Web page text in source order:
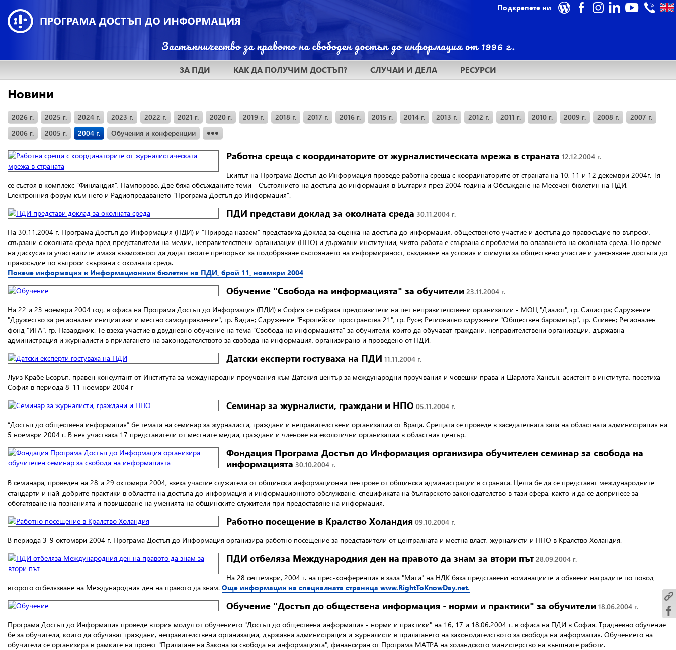
Подкрепете ни
ЗА ПДИ КАК ДА ПОЛУЧИМ ДОСТЪП? СЛУЧАИ И ДЕЛА РЕСУРСИ
Новини
2026 г. 2025 г. 2024 г. 2023 г. 2022 г. 2021 г. 2020 г. 2019 г. 2018 г. 2017 г. 2016 г. 2015 г. 2014 г. 2013 г. 2012 г. 2011 г. 2010 г. 2009 г. 2008 г.
2007 г.
2006 г.
2005 г. 2004 г. Обучения и конференции
Работна среща с координаторите от журналистическата мрежа в страната 12.12.2004 г.
Екипът на Програма Достъп до Информация проведе работна среща с координаторите от страната на 10, 11 и 12 декември 2004г. Тя
се състоя в комплекс “Финландия”, Пампорово. Две бяха обсъжданите теми - Състоянието на достъпа до информация в България през 2004 година и Обсъждане на Месечен бюлетин на ПДИ,
Електронния форум към него и Радиопредаването “Програма Достъп до Информация”.
ПДИ представи доклад за околната среда 30.11.2004 г.
На 30.11.2004 г. Програма Достъп до Информация (ПДИ) и “Природа назаем” представиха Доклад за оценка на достъпа до информация, общественото участие и достъпа до правосъдие по въпроси,
свързани с околната среда пред представители на медии, неправителствени организации (НПО) и държавни институции, чиято работа е свързана с проблеми по опазването на околната среда. По време
на дискусията участниците имаха възможност да дадат своите препоръки за подобряване състоянието на информираност, създаване на условия и стимули за обществено участие и улесняване достъпа до
правосъдие по въпроси свързани с околната среда.
Повече информация в Информационния бюлетин на ПДИ, брой 11, ноември 2004
Обучение "Свобода на информацията" за обучители 23.11.2004 г.
На 22 и 23 ноември 2004 год. в офиса на Програма Достъп до Информация (ПДИ) в София се събраха представители на пет неправителствени организации - МОЦ "Диалог", гр. Силистра; Сдружение
"Дружество за регионални инициативи и местно самоуправление", гр. Видин; Сдружение "Европейски пространства 21", гр. Русе; Регионално сдружение "Обществен барометър", гр. Сливен; Регионален
фонд "ИГА", гр. Пазарджик. Те взеха участие в двудневно обучение на тема “Свобода на информацията” за обучители, които да обучават граждани, неправителствени организации, държавна
администрация и журналисти в прилагането на законодателството за свобода на информация, организирано и проведено от ПДИ.
Датски експерти гостуваха на ПДИ 11.11.2004 г.
Луиз Крабе Бозръп, правен консултант от Института за международни проучвания към Датския център за международни проучвания и човешки права и Шарлота Хансън, асистент в института, посетиха
София в периода 8-11 ноември 2004 г
Семинар за журналисти, граждани и НПО 05.11.2004 г.
“Достъп до обществена информация” бе темата на семинар за журналисти, граждани и неправителствени организации от Враца. Срещата се проведе в заседателната зала на областната администрация на
5 ноември 2004 г. В нея участваха 17 представители от местните медии, граждани и членове на екологични организации в областния център.
Фондация Програма Достъп до Информация организира обучителен семинар за свобода на
информацията 30.10.2004 г.
В семинара, проведен на 28 и 29 октомври 2004, взеха участие служители от общински информационни центрове от общински администрации в страната. Целта бе да се представят международните
стандарти и най-добрите практики в областта на достъпа до информация и информационното обслужване, спецификата на българското законодателство в тази сфера, както и да се допринесе за
обогатяване на познанията и повишаване на уменията на общинските служители при предоставяне на информация.
Работно посещение в Кралство Холандия 09.10.2004 г.
В периода 3-9 октомври 2004 г. Програма Достъп до Информация организира работно посещение за представители от централната и местна власт, журналисти и НПО в Кралство Холандия.
ПДИ отбеляза Международния ден на правото да знам за втори път 28.09.2004 г.
На 28 септември, 2004 г. на прес-конференция в зала "Мати" на НДК бяха представени номинациите и обявени наградите по повод
второто отбелязване на Международния ден на правото да знам. Още информация на специалната страница www.RightToKnowDay.net.
Обучение "Достъп до обществена информация - норми и практики" за обучители 18.06.2004 г.
Програма Достъп до Информация проведе втория модул от обучението "Достъп до обществена информация - норми и практики" на 16, 17 и 18.06.2004 г. в офиса на ПДИ в София. Тридневно обучение
бе за обучители, които да обучават граждани, неправителствени организации, държавна администрация и журналисти в прилагането на законодателството за свобода на информация. Обучението на
обучители се организира в рамките на проект "Прилагане на Закона за свобода на информацията", финансиран от Програма МАТРА на холандското министерство на външните работи.